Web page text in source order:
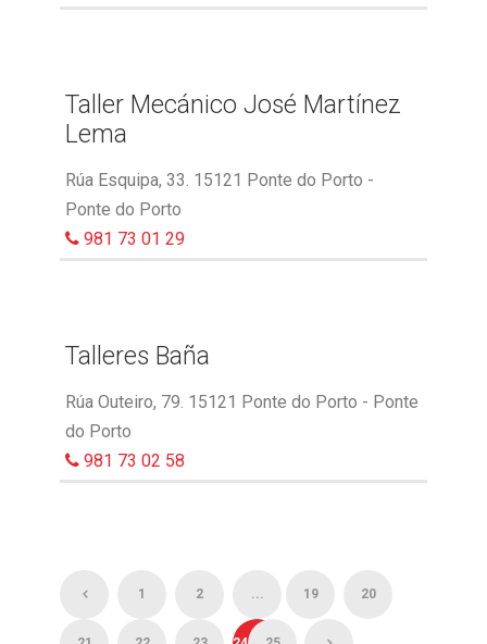
Taller Mecánico José Martínez
Lema
Rúa Esquipa, 33. 15121 Ponte do Porto -
Ponte do Porto
981 73 01 29
Talleres Baña
Rúa Outeiro, 79. 15121 Ponte do Porto - Ponte
do Porto
981 73 02 58
1 2 ... 19 20